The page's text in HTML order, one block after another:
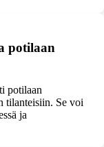
potilaan
potilaan
tilanteisiin. Se voi
ja